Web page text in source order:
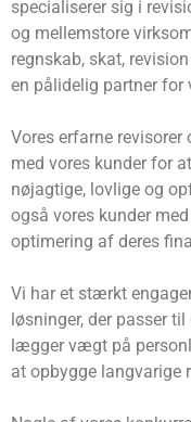
specialiserer sig i
og mellemstore
regnskab, skat,
en pålidelig partner for
Vores erfarne
med vores kunder for
nøjagtige, lovlige og
også vores kunder
optimering af deres
Vi har et stærkt
løsninger, der passer
lægger vægt på
at opbygge langvarige